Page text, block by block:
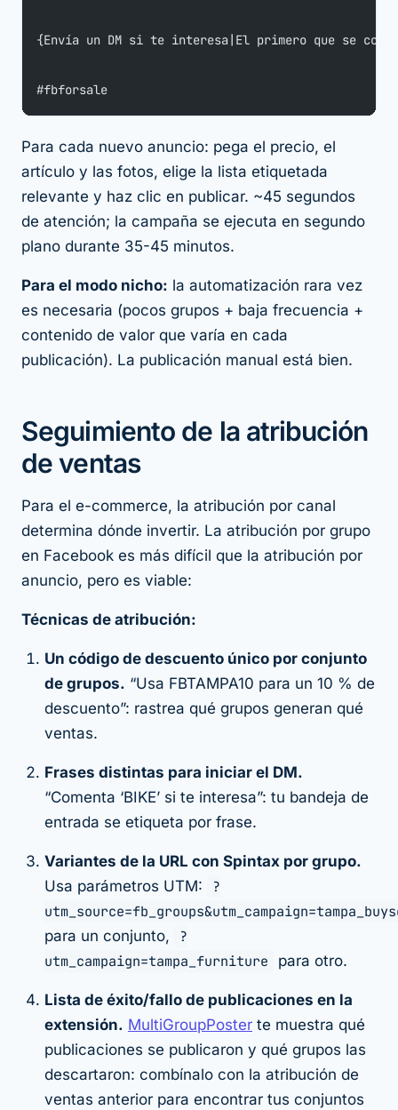
{Envía un DM si te interesa|El primero que se
#fbforsale
Para cada nuevo anuncio: pega el precio, el
artículo y las fotos, elige la lista etiquetada
relevante y haz clic en publicar. ~45 segundos
de atención; la campaña se ejecuta en segundo
plano durante 35-45 minutos.
Para el modo nicho: la automatización rara vez
es necesaria (pocos grupos + baja frecuencia +
contenido de valor que varía en cada
publicación). La publicación manual está bien.
Seguimiento de la atribución
de ventas
Para el e-commerce, la atribución por canal
determina dónde invertir. La atribución por grupo
en Facebook es más difícil que la atribución por
anuncio, pero es viable:
Técnicas de atribución:
Un código de descuento único por conjunto
de grupos. “Usa FBTAMPA10 para un 10 % de
descuento”: rastrea qué grupos generan qué
ventas.
Frases distintas para iniciar el DM.
“Comenta ‘BIKE’ si te interesa”: tu bandeja de
entrada se etiqueta por frase.
Variantes de la URL con Spintax por grupo.
Usa parámetros UTM:
?
para un conjunto,
?
utm_campaign=tampa_furniture
para otro.
Lista de éxito/fallo de publicaciones en la
extensión. MultiGroupPoster te muestra qué
publicaciones se publicaron y qué grupos las
descartaron: combínalo con la atribución de
ventas anterior para encontrar tus conjuntos